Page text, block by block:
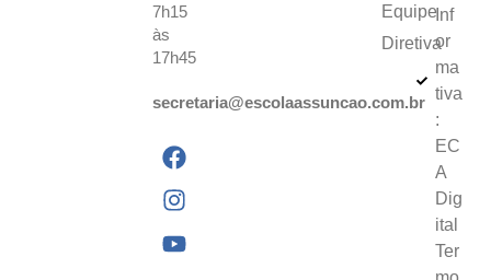
7h15
às
17h45
secretaria@escolaassuncao.com.br
Equipe
Diretiva
Inf
or
ma
tiva
:
EC
A
Dig
ital
Ter